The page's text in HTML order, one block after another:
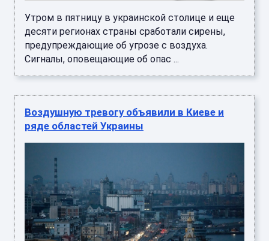
Утром в пятницу в украинской столице и еще
десяти регионах страны сработали сирены,
предупреждающие об угрозе с воздуха.
Сигналы, оповещающие об опас ...
Воздушную тревогу объявили в Киеве и
ряде областей Украины